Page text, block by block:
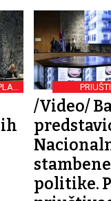
/Video/
stambene
politike.